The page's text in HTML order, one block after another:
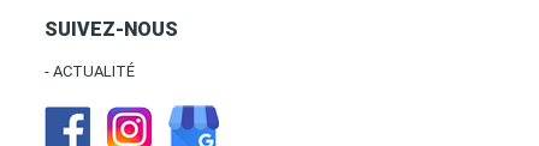
SUIVEZ-NOUS
- ACTUALITÉ